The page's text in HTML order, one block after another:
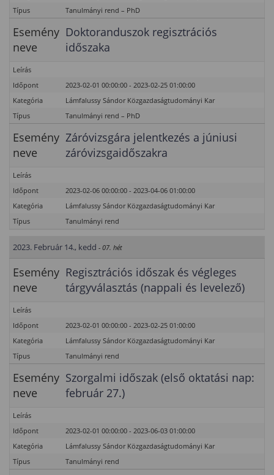
Típus
Tanulmányi rend – PhD
Esemény
neve
Doktoranduszok regisztrációs
időszaka
Leírás
Időpont
2023-02-01 00:00:00 - 2023-02-25 01:00:00
Kategória
Lámfalussy Sándor Közgazdaságtudományi Kar
Típus
Tanulmányi rend – PhD
Esemény
neve
Záróvizsgára jelentkezés a júniusi
záróvizsgaidőszakra
Leírás
Időpont
2023-02-06 00:00:00 - 2023-04-06 01:00:00
Kategória
Lámfalussy Sándor Közgazdaságtudományi Kar
Típus
Tanulmányi rend
2023. Február 14., kedd - 07. hét
Esemény
neve
Regisztrációs időszak és végleges
tárgyválasztás (nappali és levelező)
Leírás
Időpont
2023-02-01 00:00:00 - 2023-02-25 01:00:00
Kategória
Lámfalussy Sándor Közgazdaságtudományi Kar
Típus
Tanulmányi rend
Esemény
neve
Szorgalmi időszak (első oktatási nap:
február 27.)
Leírás
Időpont
2023-02-01 00:00:00 - 2023-06-03 01:00:00
Kategória
Lámfalussy Sándor Közgazdaságtudományi Kar
Típus
Tanulmányi rend